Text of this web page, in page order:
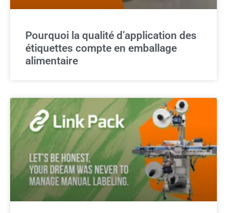
Pourquoi la qualité d’application des
étiquettes compte en emballage
alimentaire